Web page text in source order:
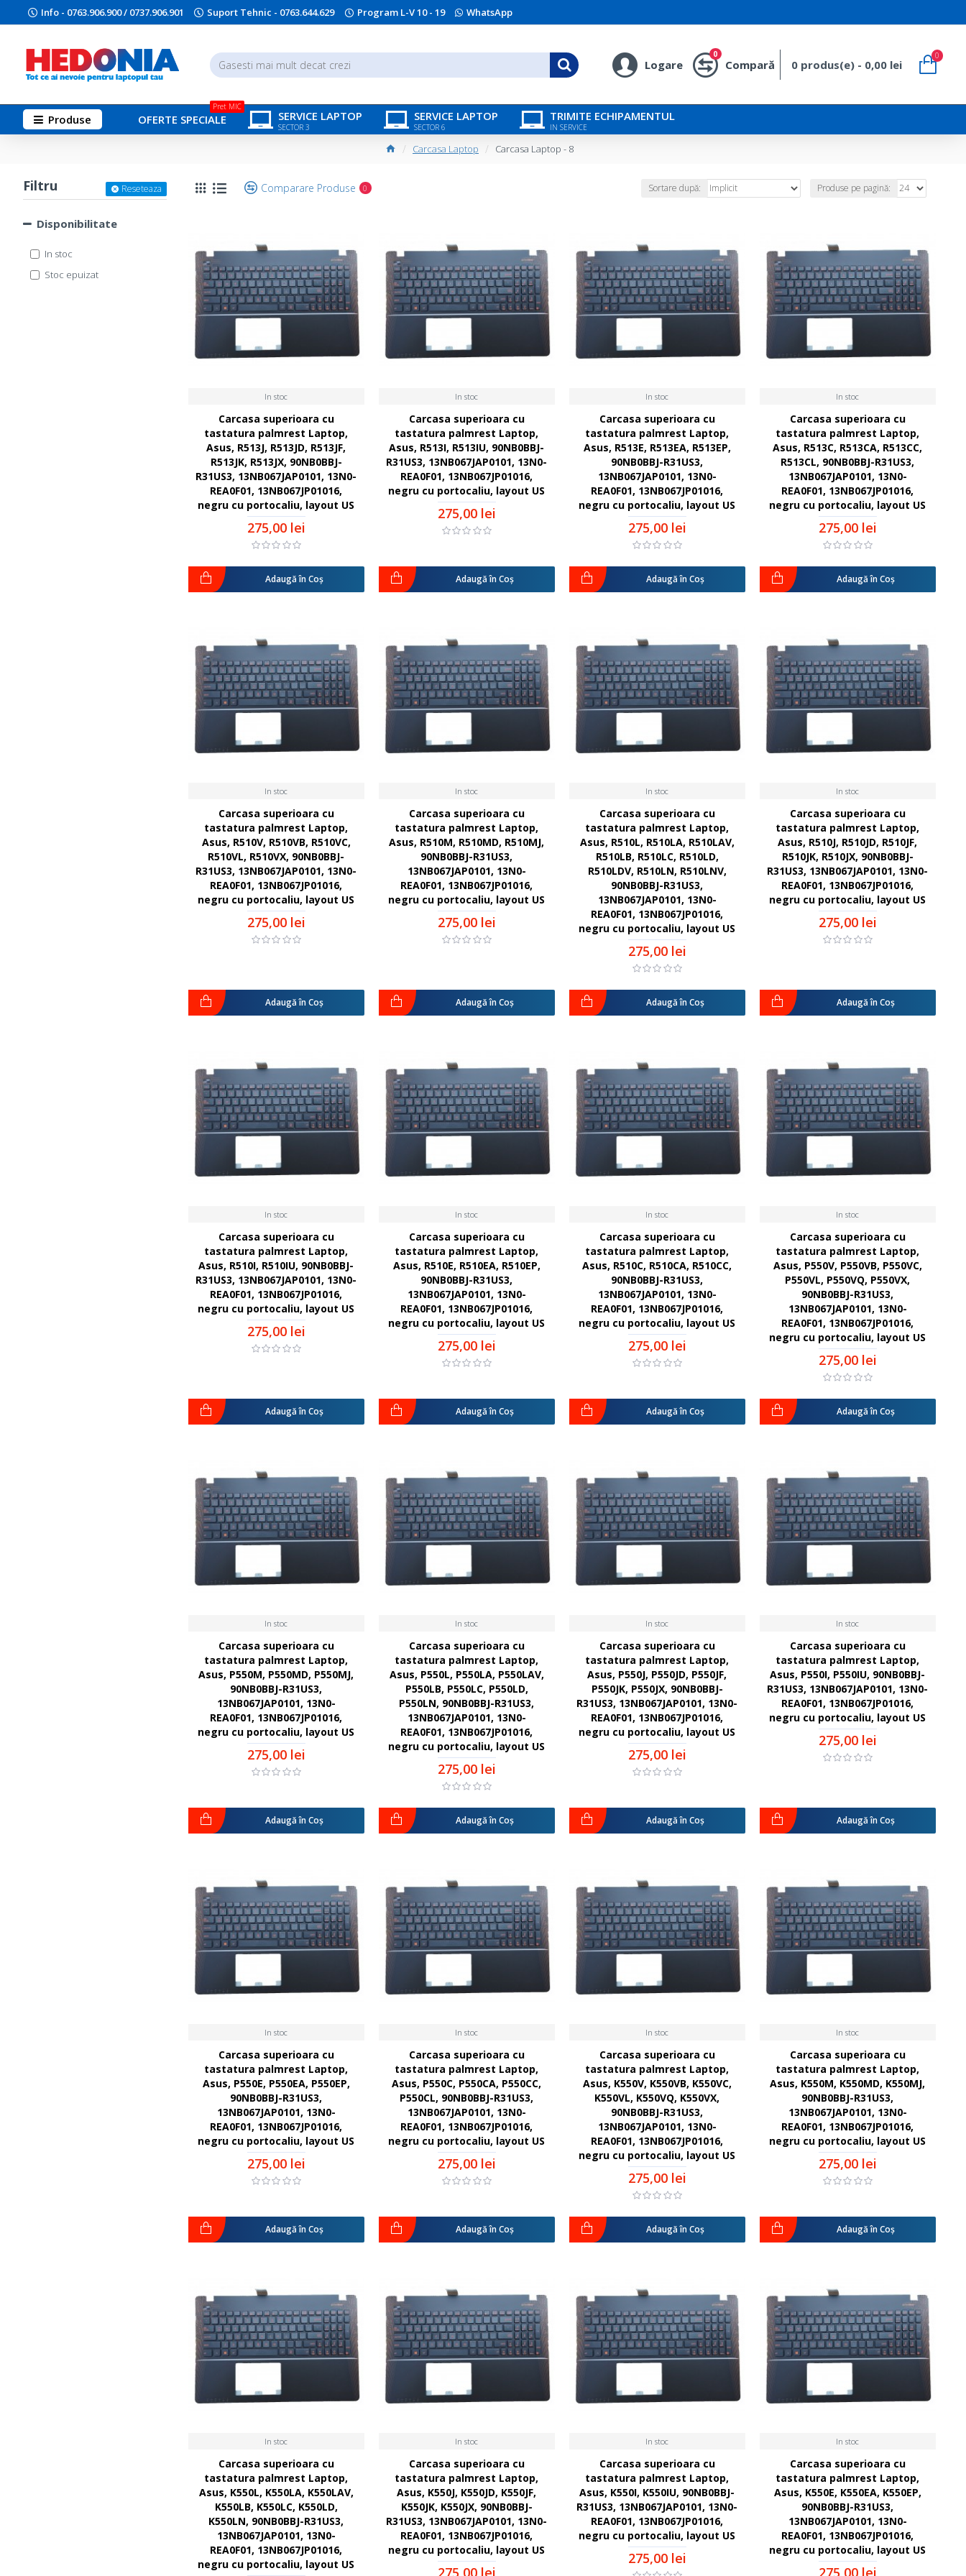
Info - 0763.906.900 / 0737.906.901 Suport Tehnic - 0763.644.629 Program L-V 10 - 19 WhatsApp
Logare Compară
0
0 produs(e) - 0,00 lei
0
Produse OFERTE SPECIALE
Pret MIC
SERVICE LAPTOP
SECTOR 3
SERVICE LAPTOP
SECTOR 6
TRIMITE ECHIPAMENTUL
IN SERVICE
Carcasa Laptop Carcasa Laptop - 8
Filtru Reseteaza
Disponibilitate
In stoc
Stoc epuizat
Comparare Produse 0 Sortare după: Produse pe pagină:
In stoc
Carcasa superioara cu
tastatura palmrest Laptop,
Asus, R513J, R513JD, R513JF,
R513JK, R513JX, 90NB0BBJ-
R31US3, 13NB067JAP0101, 13N0-
REA0F01, 13NB067JP01016,
negru cu portocaliu, layout US
275,00 lei
Adaugă în Coş
In stoc
Carcasa superioara cu
tastatura palmrest Laptop,
Asus, R513I, R513IU, 90NB0BBJ-
R31US3, 13NB067JAP0101, 13N0-
REA0F01, 13NB067JP01016,
negru cu portocaliu, layout US
275,00 lei
Adaugă în Coş
In stoc
Carcasa superioara cu
tastatura palmrest Laptop,
Asus, R513E, R513EA, R513EP,
90NB0BBJ-R31US3,
13NB067JAP0101, 13N0-
REA0F01, 13NB067JP01016,
negru cu portocaliu, layout US
275,00 lei
Adaugă în Coş
In stoc
Carcasa superioara cu
tastatura palmrest Laptop,
Asus, R513C, R513CA, R513CC,
R513CL, 90NB0BBJ-R31US3,
13NB067JAP0101, 13N0-
REA0F01, 13NB067JP01016,
negru cu portocaliu, layout US
275,00 lei
Adaugă în Coş
In stoc
Carcasa superioara cu
tastatura palmrest Laptop,
Asus, R510V, R510VB, R510VC,
R510VL, R510VX, 90NB0BBJ-
R31US3, 13NB067JAP0101, 13N0-
REA0F01, 13NB067JP01016,
negru cu portocaliu, layout US
275,00 lei
Adaugă în Coş
In stoc
Carcasa superioara cu
tastatura palmrest Laptop,
Asus, R510M, R510MD, R510MJ,
90NB0BBJ-R31US3,
13NB067JAP0101, 13N0-
REA0F01, 13NB067JP01016,
negru cu portocaliu, layout US
275,00 lei
Adaugă în Coş
In stoc
Carcasa superioara cu
tastatura palmrest Laptop,
Asus, R510L, R510LA, R510LAV,
R510LB, R510LC, R510LD,
R510LDV, R510LN, R510LNV,
90NB0BBJ-R31US3,
13NB067JAP0101, 13N0-
REA0F01, 13NB067JP01016,
negru cu portocaliu, layout US
275,00 lei
Adaugă în Coş
In stoc
Carcasa superioara cu
tastatura palmrest Laptop,
Asus, R510J, R510JD, R510JF,
R510JK, R510JX, 90NB0BBJ-
R31US3, 13NB067JAP0101, 13N0-
REA0F01, 13NB067JP01016,
negru cu portocaliu, layout US
275,00 lei
Adaugă în Coş
In stoc
Carcasa superioara cu
tastatura palmrest Laptop,
Asus, R510I, R510IU, 90NB0BBJ-
R31US3, 13NB067JAP0101, 13N0-
REA0F01, 13NB067JP01016,
negru cu portocaliu, layout US
275,00 lei
Adaugă în Coş
In stoc
Carcasa superioara cu
tastatura palmrest Laptop,
Asus, R510E, R510EA, R510EP,
90NB0BBJ-R31US3,
13NB067JAP0101, 13N0-
REA0F01, 13NB067JP01016,
negru cu portocaliu, layout US
275,00 lei
Adaugă în Coş
In stoc
Carcasa superioara cu
tastatura palmrest Laptop,
Asus, R510C, R510CA, R510CC,
90NB0BBJ-R31US3,
13NB067JAP0101, 13N0-
REA0F01, 13NB067JP01016,
negru cu portocaliu, layout US
275,00 lei
Adaugă în Coş
In stoc
Carcasa superioara cu
tastatura palmrest Laptop,
Asus, P550V, P550VB, P550VC,
P550VL, P550VQ, P550VX,
90NB0BBJ-R31US3,
13NB067JAP0101, 13N0-
REA0F01, 13NB067JP01016,
negru cu portocaliu, layout US
275,00 lei
Adaugă în Coş
In stoc
Carcasa superioara cu
tastatura palmrest Laptop,
Asus, P550M, P550MD, P550MJ,
90NB0BBJ-R31US3,
13NB067JAP0101, 13N0-
REA0F01, 13NB067JP01016,
negru cu portocaliu, layout US
275,00 lei
Adaugă în Coş
In stoc
Carcasa superioara cu
tastatura palmrest Laptop,
Asus, P550L, P550LA, P550LAV,
P550LB, P550LC, P550LD,
P550LN, 90NB0BBJ-R31US3,
13NB067JAP0101, 13N0-
REA0F01, 13NB067JP01016,
negru cu portocaliu, layout US
275,00 lei
Adaugă în Coş
In stoc
Carcasa superioara cu
tastatura palmrest Laptop,
Asus, P550J, P550JD, P550JF,
P550JK, P550JX, 90NB0BBJ-
R31US3, 13NB067JAP0101, 13N0-
REA0F01, 13NB067JP01016,
negru cu portocaliu, layout US
275,00 lei
Adaugă în Coş
In stoc
Carcasa superioara cu
tastatura palmrest Laptop,
Asus, P550I, P550IU, 90NB0BBJ-
R31US3, 13NB067JAP0101, 13N0-
REA0F01, 13NB067JP01016,
negru cu portocaliu, layout US
275,00 lei
Adaugă în Coş
In stoc
Carcasa superioara cu
tastatura palmrest Laptop,
Asus, P550E, P550EA, P550EP,
90NB0BBJ-R31US3,
13NB067JAP0101, 13N0-
REA0F01, 13NB067JP01016,
negru cu portocaliu, layout US
275,00 lei
Adaugă în Coş
In stoc
Carcasa superioara cu
tastatura palmrest Laptop,
Asus, P550C, P550CA, P550CC,
P550CL, 90NB0BBJ-R31US3,
13NB067JAP0101, 13N0-
REA0F01, 13NB067JP01016,
negru cu portocaliu, layout US
275,00 lei
Adaugă în Coş
In stoc
Carcasa superioara cu
tastatura palmrest Laptop,
Asus, K550V, K550VB, K550VC,
K550VL, K550VQ, K550VX,
90NB0BBJ-R31US3,
13NB067JAP0101, 13N0-
REA0F01, 13NB067JP01016,
negru cu portocaliu, layout US
275,00 lei
Adaugă în Coş
In stoc
Carcasa superioara cu
tastatura palmrest Laptop,
Asus, K550M, K550MD, K550MJ,
90NB0BBJ-R31US3,
13NB067JAP0101, 13N0-
REA0F01, 13NB067JP01016,
negru cu portocaliu, layout US
275,00 lei
Adaugă în Coş
In stoc
Carcasa superioara cu
tastatura palmrest Laptop,
Asus, K550L, K550LA, K550LAV,
K550LB, K550LC, K550LD,
K550LN, 90NB0BBJ-R31US3,
13NB067JAP0101, 13N0-
REA0F01, 13NB067JP01016,
negru cu portocaliu, layout US
In stoc
Carcasa superioara cu
tastatura palmrest Laptop,
Asus, K550J, K550JD, K550JF,
K550JK, K550JX, 90NB0BBJ-
R31US3, 13NB067JAP0101, 13N0-
REA0F01, 13NB067JP01016,
negru cu portocaliu, layout US
275,00 lei
In stoc
Carcasa superioara cu
tastatura palmrest Laptop,
Asus, K550I, K550IU, 90NB0BBJ-
R31US3, 13NB067JAP0101, 13N0-
REA0F01, 13NB067JP01016,
negru cu portocaliu, layout US
275,00 lei
In stoc
Carcasa superioara cu
tastatura palmrest Laptop,
Asus, K550E, K550EA, K550EP,
90NB0BBJ-R31US3,
13NB067JAP0101, 13N0-
REA0F01, 13NB067JP01016,
negru cu portocaliu, layout US
275,00 lei